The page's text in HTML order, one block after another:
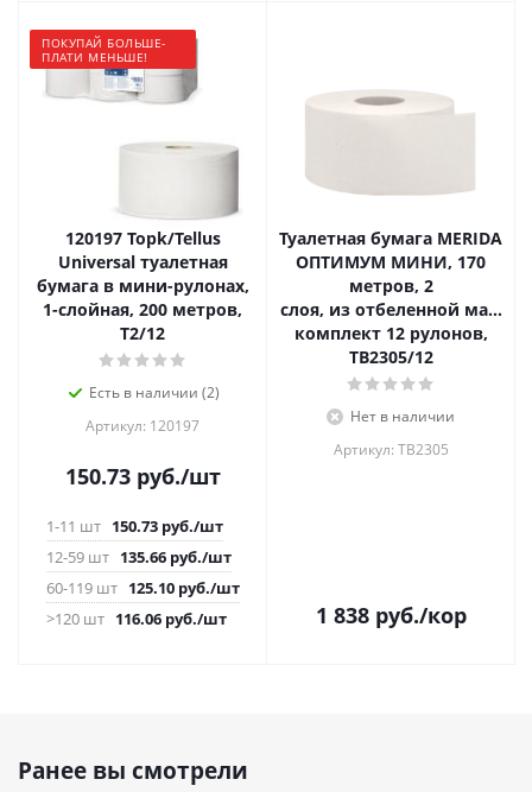
ПОКУПАЙ БОЛЬШЕ-
ПЛАТИ МЕНЬШЕ!
120197 Toрk/Tellus
Universal туалетная
бумага в мини-рулонах,
1-слойная, 200 метров,
Т2/12
Есть в наличии (2)
Артикул: 120197
150.73руб./шт
1-11 шт 150.73руб./шт
12-59 шт 135.66руб./шт
60-119 шт 125.10руб./шт
>120 шт 116.06руб./шт
Туалетная бумага MERIDA
ОПТИМУМ МИНИ, 170
метров, 2
слоя, из отбеленной
комплект 12 рулонов,
TB2305/12
Нет в наличии
Артикул: TB2305
1 838руб./кор
Ранее вы смотрели